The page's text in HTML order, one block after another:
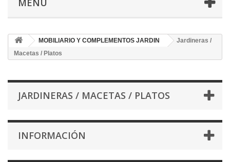
MENÚ
MOBILIARIO Y COMPLEMENTOS JARDIN
Jardineras /
Macetas / Platos
JARDINERAS / MACETAS / PLATOS
INFORMACIÓN